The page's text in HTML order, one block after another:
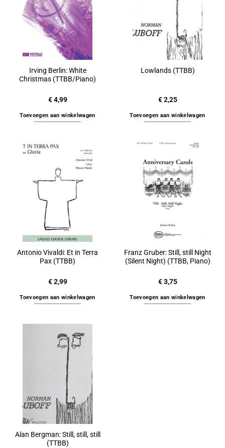
Irving Berlin: White
Christmas (TTBB/Piano)
€4,99
Toevoegen aan winkelwagen
Lowlands (TTBB)
€2,25
Toevoegen aan winkelwagen
Antonio Vivaldi: Et in Terra
Pax (TTBB)
€2,99
Toevoegen aan winkelwagen
Franz Gruber: Still, still Night
(Silent Night) (TTBB, Piano)
€3,75
Toevoegen aan winkelwagen
Alan Bergman: Still, still, still
(TTBB)